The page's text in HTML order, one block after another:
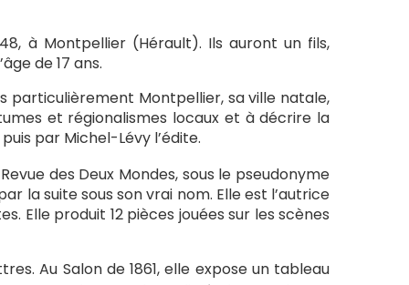
à Montpellier (Hérault). Ils auront un fils,
de 17 ans.
particulièrement Montpellier, sa ville natale,
et régionalismes locaux et à décrire la
par Michel-Lévy l’édite.
des Deux Mondes, sous le pseudonyme
la suite sous son vrai nom. Elle est l’autrice
Elle produit 12 pièces jouées sur les scènes
Au Salon de 1861, elle expose un tableau